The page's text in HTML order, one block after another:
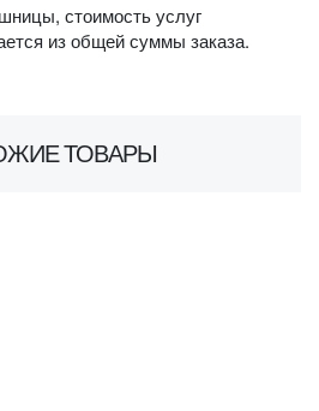
стоимость услуг
из общей суммы заказа.
ТОВАРЫ